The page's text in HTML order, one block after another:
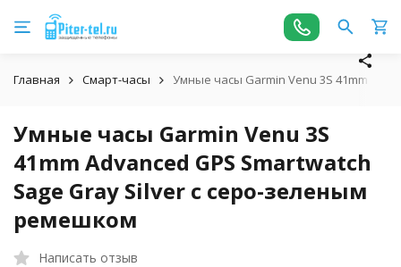
Главная Смарт-часы Умные часы Garmin Venu 3S 41mm
Умные часы Garmin Venu 3S
41mm Advanced GPS Smartwatch
Sage Gray Silver с серо-зеленым
ремешком
Написать отзыв